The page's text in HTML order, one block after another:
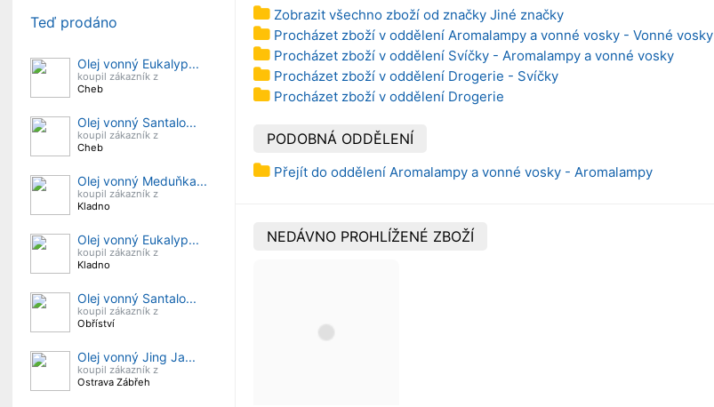
Teď prodáno
Olej vonný Eukalyp...
koupil zákazník z
Cheb
Olej vonný Santalo...
koupil zákazník z
Cheb
Olej vonný Meduňka...
koupil zákazník z
Kladno
Olej vonný Eukalyp...
koupil zákazník z
Kladno
Olej vonný Santalo...
koupil zákazník z
Obříství
Olej vonný Jing Ja...
koupil zákazník z
Ostrava Zábřeh
Zobrazit všechno zboží od značky Jiné značky
Procházet zboží v oddělení Aromalampy a vonné vosky - Vonné vosky
Procházet zboží v oddělení Svíčky - Aromalampy a vonné vosky
Procházet zboží v oddělení Drogerie - Svíčky
Procházet zboží v oddělení Drogerie
PODOBNÁ ODDĚLENÍ
Přejít do oddělení Aromalampy a vonné vosky - Aromalampy
NEDÁVNO PROHLÍŽENÉ ZBOŽÍ